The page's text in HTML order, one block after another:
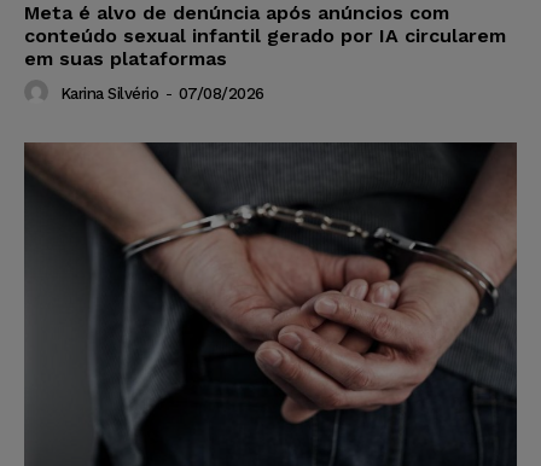
Meta é alvo de denúncia após anúncios com
conteúdo sexual infantil gerado por IA circularem
em suas plataformas
Karina Silvério - 07/08/2026